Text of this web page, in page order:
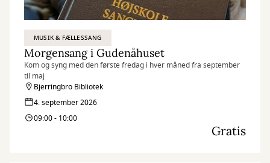
MUSIK & FÆLLESSANG
Morgensang i Gudenåhuset
Kom og syng med den første fredag i hver måned fra september
til maj
Bjerringbro Bibliotek
4. september 2026
09:00 - 10:00
Gratis